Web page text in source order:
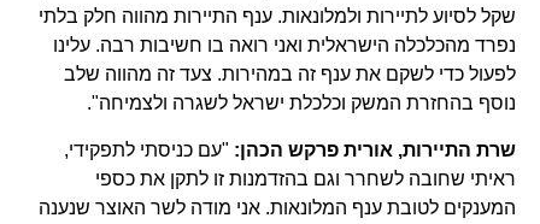
שקל לסיוע לתיירות ולמלונאות. ענף התיירות מהווה חלק בלתי
נפרד מהכלכלה הישראלית ואני רואה בו חשיבות רבה. עלינו
לפעול כדי לשקם את ענף זה במהירות. צעד זה מהווה שלב
נוסף בהחזרת המשק וכלכלת ישראל לשגרה ולצמיחה".
שרת התיירות, אורית פרקש הכהן: "עם כניסתי לתפקידי,
ראיתי שחובה לשחרר וגם בהזדמנות זו לתקן את כספי
המענקים לטובת ענף המלונאות. אני מודה לשר האוצר שנענה